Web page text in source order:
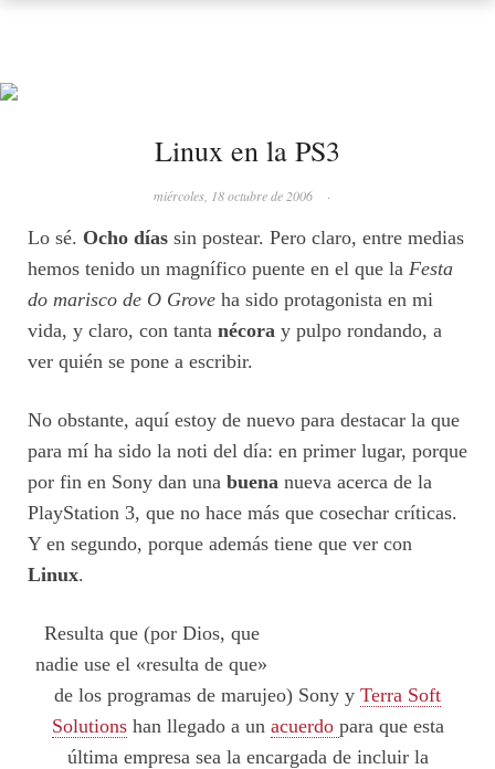
Linux en la PS3
miércoles, 18 octubre de 2006 ·
Lo sé. Ocho días sin postear. Pero claro, entre medias
hemos tenido un magnífico puente en el que la Festa
do marisco de O Grove ha sido protagonista en mi
vida, y claro, con tanta nécora y pulpo rondando, a
ver quién se pone a escribir.
No obstante, aquí estoy de nuevo para destacar la que
para mí ha sido la noti del día: en primer lugar, porque
por fin en Sony dan una buena nueva acerca de la
PlayStation 3, que no hace más que cosechar críticas.
Y en segundo, porque además tiene que ver con
Linux.
Resulta que (por Dios, que
nadie use el «resulta de que»
de los programas de marujeo) Sony y Terra Soft
Solutionshan llegado a un acuerdo para que esta
última empresa sea la encargada de incluir la